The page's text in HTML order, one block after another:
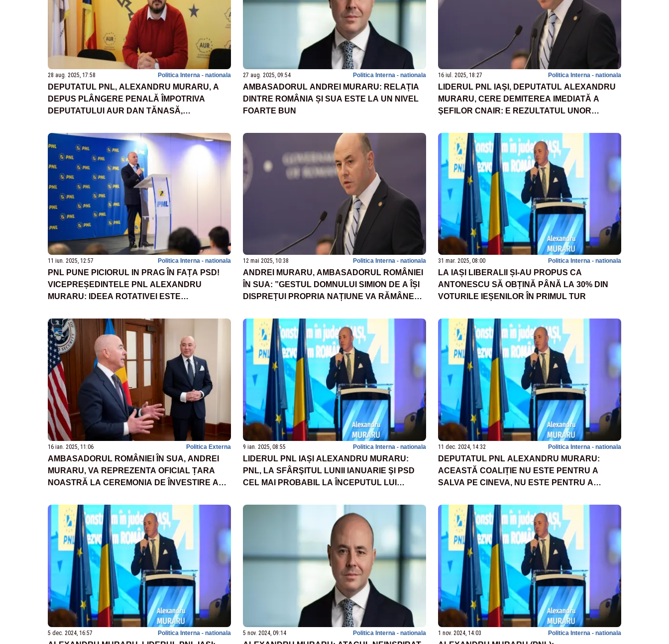
28 aug. 2025, 17:58 Politica Interna - nationala
DEPUTATUL PNL, ALEXANDRU MURARU, A
DEPUS PLÂNGERE PENALĂ ÎMPOTRIVA
DEPUTATULUI AUR DAN TĂNASĂ,
DISCRIMINARE
27 aug. 2025, 09:54 Politica Interna - nationala
AMBASADORUL ANDREI MURARU: RELAȚIA
DINTRE ROMÂNIA ȘI SUA ESTE LA UN NIVEL
FOARTE BUN
16 iul. 2025, 18:27 Politica Interna - nationala
LIDERUL PNL IAŞI, DEPUTATUL ALEXANDRU
MURARU, CERE DEMITEREA IMEDIATĂ A
ŞEFILOR CNAIR: E REZULTATUL UNOR
11 iun. 2025, 12:57 Politica Interna - nationala
PNL PUNE PICIORUL IN PRAG ÎN FAȚA PSD!
VICEPREȘEDINTELE PNL ALEXANDRU
MURARU: IDEEA ROTATIVEI ESTE
12 mai 2025, 10:38 Politica Interna - nationala
ANDREI MURARU, AMBASADORUL ROMÂNIEI
ÎN SUA: ”GESTUL DOMNULUI SIMION DE A ÎȘI
DISPREȚUI PROPRIA NAȚIUNE VA RĂMÂNE
AMERICANI”
31 mar. 2025, 08:00 Politica Interna - nationala
LA IAȘI LIBERALII ȘI-AU PROPUS CA
ANTONESCU SĂ OBȚINĂ PÂNĂ LA 30% DIN
VOTURILE IEȘENILOR ÎN PRIMUL TUR
16 ian. 2025, 11:06 Politica Externa
AMBASADORUL ROMÂNIEI ÎN SUA, ANDREI
MURARU, VA REPREZENTA OFICIAL ȚARA
NOASTRĂ LA CEREMONIA DE ÎNVESTIRE A
9 ian. 2025, 08:55 Politica Interna - nationala
LIDERUL PNL IAȘI ALEXANDRU MURARU:
PNL, LA SFÂRŞITUL LUNII IANUARIE ŞI PSD
CEL MAI PROBABIL LA ÎNCEPUTUL LUI
CRIN ANTONESCU
11 dec. 2024, 14:32 Politica Interna - nationala
DEPUTATUL PNL ALEXANDRU MURARU:
ACEASTĂ COALIȚIE NU ESTE PENTRU A
SALVA PE CINEVA, NU ESTE PENTRU A
POLITIC
5 dec. 2024, 16:57 Politica Interna - nationala 5 nov. 2024, 09:14 Politica Interna - nationala 1 nov. 2024, 14:03 Politica Interna - nationala